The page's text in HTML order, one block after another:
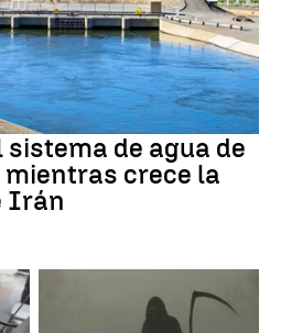
de agua de
mientras crece la
Irán